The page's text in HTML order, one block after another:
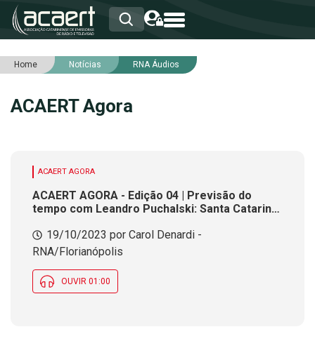
HOME
ASSOCIADOS
SERVIÇOS
Home Notícias RNA Áudios
ACAERT Agora
ACAERT AGORA
ACAERT AGORA - Edição 04 | Previsão do
tempo com Leandro Puchalski: Santa Catarina
19/10/2023 por Carol Denardi -
RNA/Florianópolis
OUVIR 01:00